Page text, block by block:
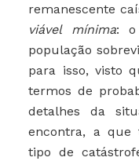
remanescente
viável mínima:
população
para isso, visto
termos de
detalhes da
encontra, a que
tipo de